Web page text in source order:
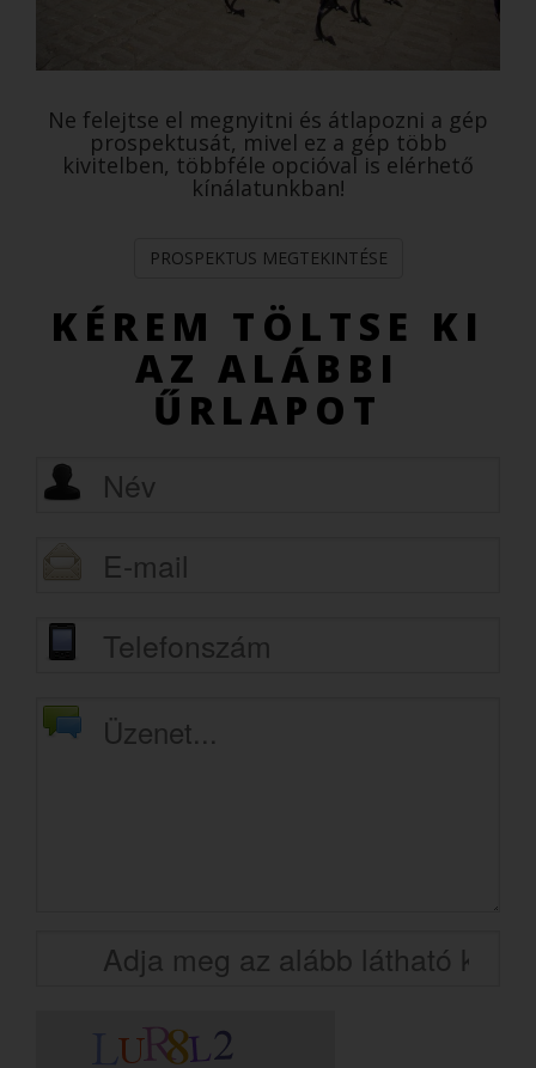
Ne felejtse el megnyitni és átlapozni a gép
prospektusát, mivel ez a gép több
kivitelben, többféle opcióval is elérhető
kínálatunkban!
PROSPEKTUS MEGTEKINTÉSE
KÉREM TÖLTSE KI
AZ ALÁBBI
ŰRLAPOT